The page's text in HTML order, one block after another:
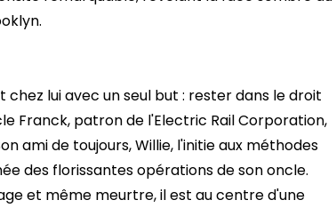
chez lui avec un seul but : rester dans le droit
Franck, patron de l'Electric Rail Corporation,
ami de toujours, Willie, l'initie aux méthodes
des florissantes opérations de son oncle.
et même meurtre, il est au centre d'une